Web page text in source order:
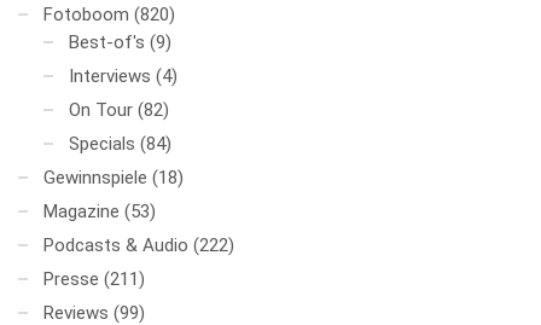
Fotoboom (820)
Best-of's (9)
Interviews (4)
On Tour (82)
Specials (84)
Gewinnspiele (18)
Magazine (53)
Podcasts & Audio (222)
Presse (211)
Reviews (99)